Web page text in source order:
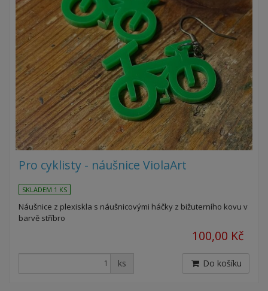
Pro cyklisty - náušnice ViolaArt
SKLADEM 1 KS
Náušnice z plexiskla s náušnicovými háčky z bižuterního kovu v
barvě stříbro
100,00 Kč
ks Do košíku